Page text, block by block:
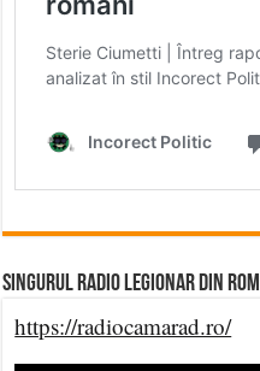
Singurul Radio Legionar din
https://radiocamarad.ro/